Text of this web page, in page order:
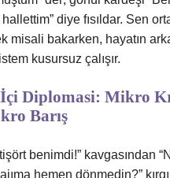
diye fısıldar. Sen
misali bakarken, hayatın
kusursuz çalışır.
Diplomasi: Mikro
Barış
benimdi!” kavgasından
hemen dönmedin?”